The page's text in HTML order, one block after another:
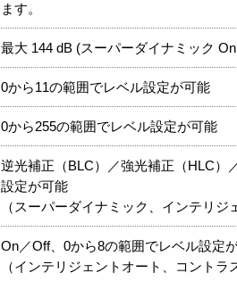
ます。
最大 144 dB (スーパーダイナミック
0から11の範囲でレベル設定が可能
0から255の範囲でレベル設定が可能
逆光補正（BLC）／強光補正（HLC）
設定が可能
（スーパーダイナミック、インテリジ
On／Off、0から8の範囲でレベル設定
（インテリジェントオート、コントラ